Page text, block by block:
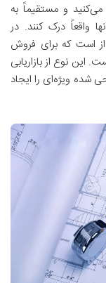
و مستقیماً به
واقعاً درک کنند. در
از است که برای فروش
نوع از بازاریابی
شده ویژه‌ای را ایجاد